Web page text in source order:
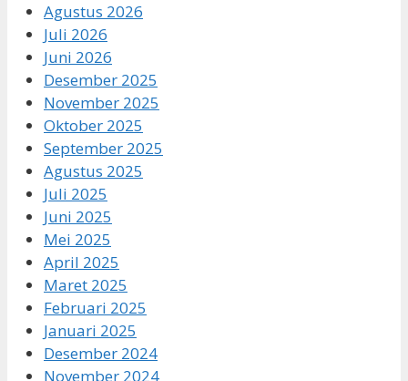
Agustus 2026
Juli 2026
Juni 2026
Desember 2025
November 2025
Oktober 2025
September 2025
Agustus 2025
Juli 2025
Juni 2025
Mei 2025
April 2025
Maret 2025
Februari 2025
Januari 2025
Desember 2024
November 2024